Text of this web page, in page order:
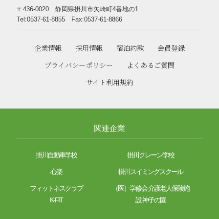
〒436-0020 静岡県掛川市矢崎町4番地の1
Tel:0537-61-8855 Fax:0537-61-8866
企業情報 採用情報 宿泊約款
会員登録
プライバシーポリシー
よくあるご質問
サイト利用規約
関連企業
掛川自動車学校 掛川クレーン学校
心楽 掛川スイミングスクール
フィットネスクラブ
K-FIT
（医）学修会 介護老人保険施
設 神子の園